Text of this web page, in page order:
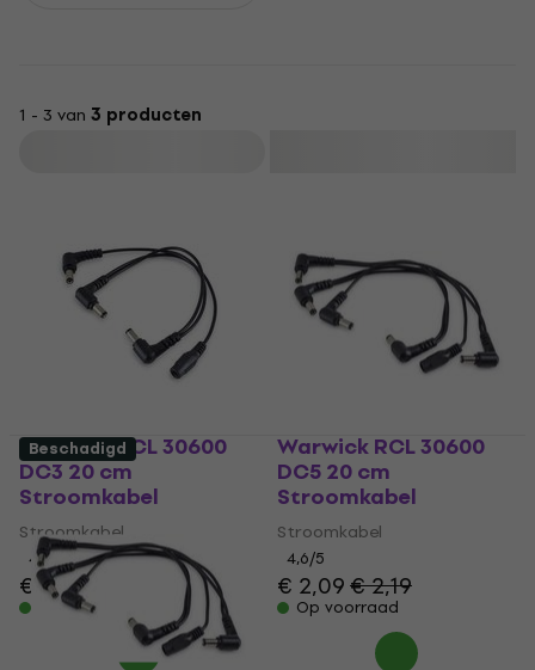
1 - 3 van 3 producten
Warwick RCL 30600
DC3 20 cm
Stroomkabel
Stroomkabel
4,7/5
€ 1,99
Op voorraad
Warwick RCL 30600
DC5 20 cm
Stroomkabel
Stroomkabel
4,6/5
€ 2,09€ 2,19
Op voorraad
Beschadigd